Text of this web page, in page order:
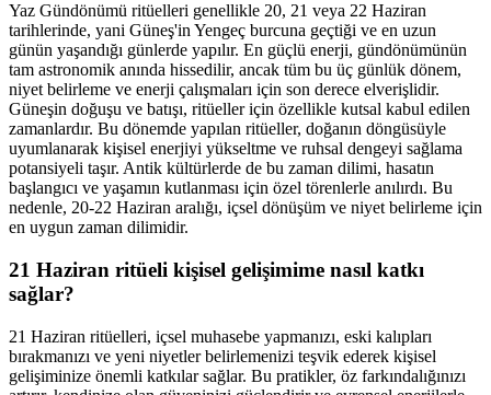
Yaz Gündönümü ritüelleri genellikle 20, 21 veya 22 Haziran
tarihlerinde, yani Güneş'in Yengeç burcuna geçtiği ve en uzun
günün yaşandığı günlerde yapılır. En güçlü enerji, gündönümünün
tam astronomik anında hissedilir, ancak tüm bu üç günlük dönem,
niyet belirleme ve enerji çalışmaları için son derece elverişlidir.
Güneşin doğuşu ve batışı, ritüeller için özellikle kutsal kabul edilen
zamanlardır. Bu dönemde yapılan ritüeller, doğanın döngüsüyle
uyumlanarak kişisel enerjiyi yükseltme ve ruhsal dengeyi sağlama
potansiyeli taşır. Antik kültürlerde de bu zaman dilimi, hasatın
başlangıcı ve yaşamın kutlanması için özel törenlerle anılırdı. Bu
nedenle, 20-22 Haziran aralığı, içsel dönüşüm ve niyet belirleme için
en uygun zaman dilimidir.
21 Haziran ritüeli kişisel gelişimime nasıl katkı
sağlar?
21 Haziran ritüelleri, içsel muhasebe yapmanızı, eski kalıpları
bırakmanızı ve yeni niyetler belirlemenizi teşvik ederek kişisel
gelişiminize önemli katkılar sağlar. Bu pratikler, öz farkındalığınızı